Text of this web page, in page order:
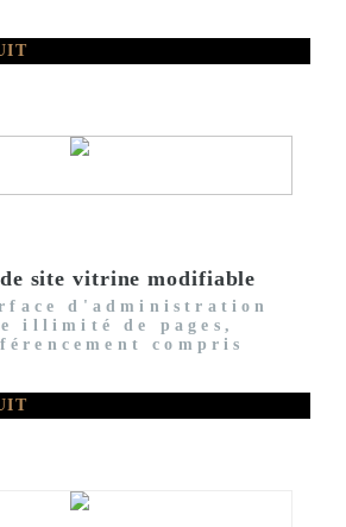
site vitrine modifiable
d'administration
illimité de pages,
compris